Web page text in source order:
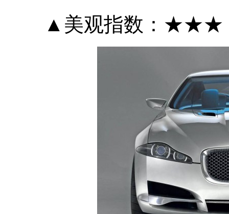
▲美观指数：★★★